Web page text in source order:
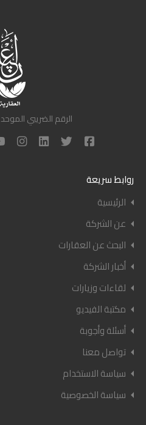
الرقم الضريبي الموحد 507-746-699
روابط سريعة
الرئيسية
عن الشركة
البحث عن العقارات
أخبار الشركة
لقاءات وزيارات
مكتبة الفيديو
أسئلة وأجوبة
تواصل معنا
سياسة الاستخدام
سياسة الخصوصية